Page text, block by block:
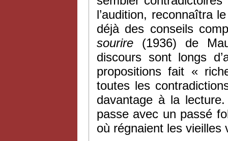
l’audition, reconnaîtra
déjà des conseils
sourire (1936) de
discours sont longs
propositions fait «
toutes les
davantage à la
passe avec un passé
où régnaient les